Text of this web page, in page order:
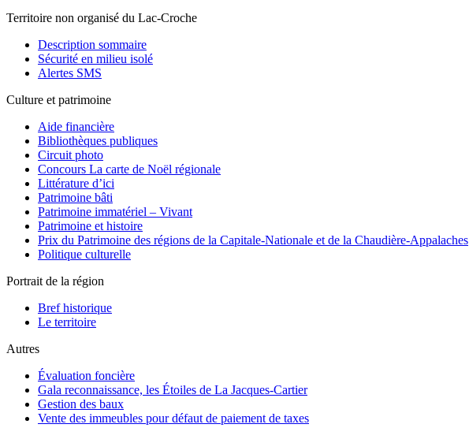
Territoire non organisé du Lac-Croche
Description sommaire
Sécurité en milieu isolé
Alertes SMS
Culture et patrimoine
Aide financière
Bibliothèques publiques
Circuit photo
Concours La carte de Noël régionale
Littérature d’ici
Patrimoine bâti
Patrimoine immatériel – Vivant
Patrimoine et histoire
Prix du Patrimoine des régions de la Capitale-Nationale et de la Chaudière-Appalaches
Politique culturelle
Portrait de la région
Bref historique
Le territoire
Autres
Évaluation foncière
Gala reconnaissance, les Étoiles de La Jacques-Cartier
Gestion des baux
Vente des immeubles pour défaut de paiement de taxes